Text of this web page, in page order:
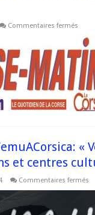
Commentaires ferméssur
La
au
des
de
2015
«
et centres
Commentaires ferméssur